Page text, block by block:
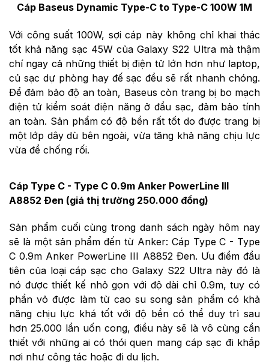
Cáp Baseus Dynamic Type-C to Type-C 100W 1M
Với công suất 100W, sợi cáp này không chỉ khai thác
tốt khả năng sạc 45W của Galaxy S22 Ultra mà thậm
chí ngay cả những thiết bị điện tử lớn hơn như laptop,
củ sạc dự phòng hay đế sạc đều sẽ rất nhanh chóng.
Để đảm bảo độ an toàn, Baseus còn trang bị bo mạch
điện tử kiểm soát điện năng ở đầu sạc, đảm bảo tính
an toàn. Sản phẩm có độ bền rất tốt do được trang bị
một lớp dây dù bên ngoài, vừa tăng khả năng chịu lực
vừa để chống rối.
Cáp Type C - Type C 0.9m Anker PowerLine III
A8852 Đen (giá thị trường 250.000 đồng)
Sản phẩm cuối cùng trong danh sách ngày hôm nay
sẽ là một sản phẩm đến từ Anker: Cáp Type C - Type
C 0.9m Anker PowerLine III A8852 Đen. Ưu điểm đầu
tiên của loại cáp sạc cho Galaxy S22 Ultra này đó là
nó được thiết kế nhỏ gọn với độ dài chỉ 0.9m, tuy có
phần vỏ được làm từ cao su song sản phẩm có khả
năng chịu lực khá tốt với độ bền có thể duy trì sau
hơn 25.000 lần uốn cong, điều này sẽ là vô cùng cần
thiết với những ai có thói quen mang cáp sạc đi khắp
nơi như công tác hoặc đi du lịch.